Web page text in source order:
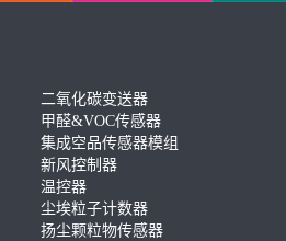
二氧化碳变送器
甲醛&VOC传感器
集成空品传感器模组
新风控制器
温控器
尘埃粒子计数器
扬尘颗粒物传感器